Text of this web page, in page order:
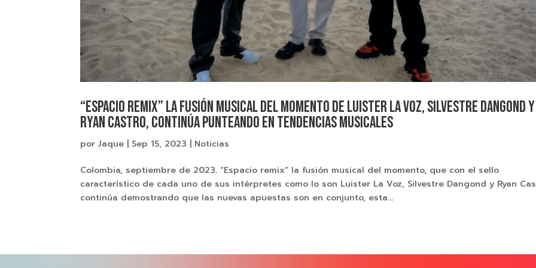
“Espacio Remix” la fusión musical del momento de Luister La Voz, Silvestre Dangond y
Ryan Castro, continúa punteando en tendencias musicales
porJaque Sep 15, 2023 Noticias
Colombia, septiembre de 2023. “Espacio remix” la fusión musical del momento, que con el sello
característico de cada uno de sus intérpretes como lo son Luister La Voz, Silvestre Dangond y Ryan
continúa demostrando que las nuevas apuestas son en conjunto, esta...